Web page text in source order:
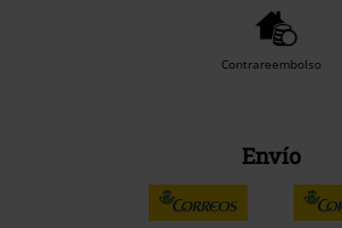
Contrareembolso
Envío